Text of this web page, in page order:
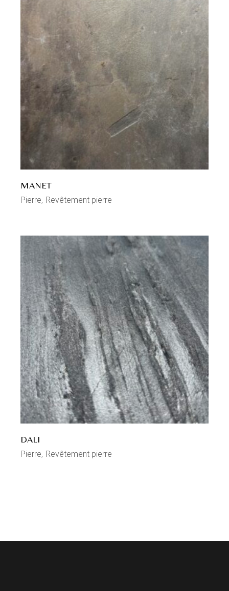
MANET
Pierre Revêtement pierre
DALI
Pierre Revêtement pierre